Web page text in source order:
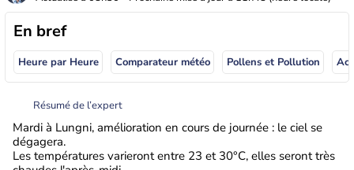
En bref
Heure par Heure Comparateur météo Pollens et Pollution
Résumé de l’expert
Mardi à Lungni, amélioration en cours de journée : le ciel se
dégagera.
Les températures varieront entre 23 et 30°C, elles seront très